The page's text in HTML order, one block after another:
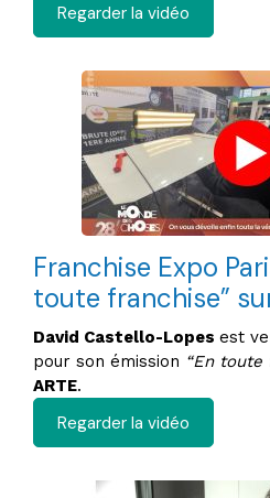
Regarder la vidéo
Franchise Expo
toute franchise”
David Castello-Lopes est
pour son émission “En toute
ARTE.​
Regarder la vidéo